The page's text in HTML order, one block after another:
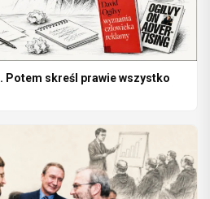
Potem skreśl prawie wszystko